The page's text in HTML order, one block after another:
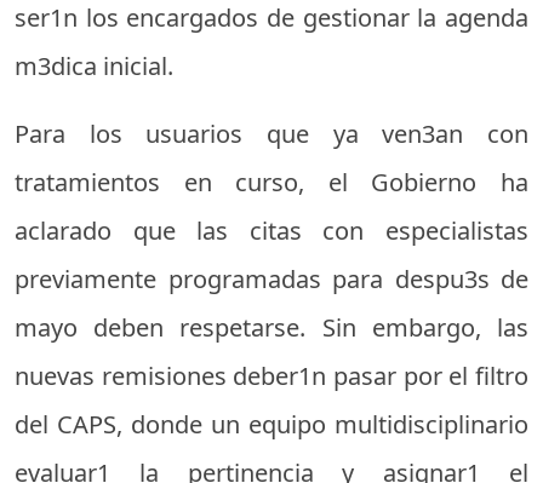
ser1n los encargados de gestionar la agenda
m3dica inicial.
Para los usuarios que ya ven3an con
tratamientos en curso, el Gobierno ha
aclarado que las citas con especialistas
previamente programadas para despu3s de
mayo deben respetarse. Sin embargo, las
nuevas remisiones deber1n pasar por el filtro
del CAPS, donde un equipo multidisciplinario
evaluar1 la pertinencia y asignar1 el